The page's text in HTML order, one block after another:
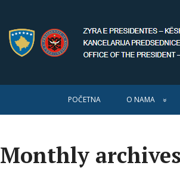
POČETNA O NAMA
Monthly